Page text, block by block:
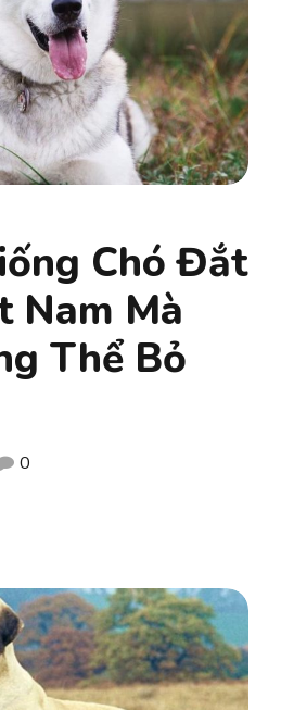
Chó Đắt
Nam Mà
Thể Bỏ
0